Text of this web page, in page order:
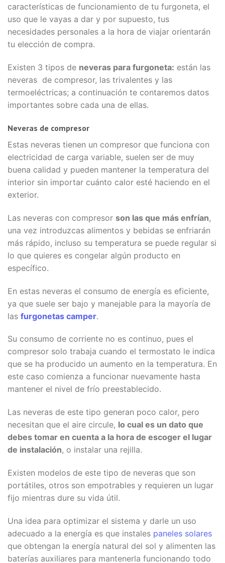
características de funcionamiento de tu furgoneta, el
uso que le vayas a dar y por supuesto, tus
necesidades personales a la hora de viajar orientarán
tu elección de compra.
Existen 3 tipos de neveras para furgoneta: están las
neveras de compresor, las trivalentes y las
termoeléctricas; a continuación te contaremos datos
importantes sobre cada una de ellas.
Neveras de compresor
Estas neveras tienen un compresor que funciona con
electricidad de carga variable, suelen ser de muy
buena calidad y pueden mantener la temperatura del
interior sin importar cuánto calor esté haciendo en el
exterior.
Las neveras con compresor son las que más enfrían,
una vez introduzcas alimentos y bebidas se enfriarán
más rápido, incluso su temperatura se puede regular si
lo que quieres es congelar algún producto en
específico.
En estas neveras el consumo de energía es eficiente,
ya que suele ser bajo y manejable para la mayoría de
las furgonetas camper.
Su consumo de corriente no es continuo, pues el
compresor solo trabaja cuando el termostato le indica
que se ha producido un aumento en la temperatura. En
este caso comienza a funcionar nuevamente hasta
mantener el nivel de frío preestablecido.
Las neveras de este tipo generan poco calor, pero
necesitan que el aire circule, lo cual es un dato que
debes tomar en cuenta a la hora de escoger el lugar
de instalación, o instalar una rejilla.
Existen modelos de este tipo de neveras que son
portátiles, otros son empotrables y requieren un lugar
fijo mientras dure su vida útil.
Una idea para optimizar el sistema y darle un uso
adecuado a la energía es que instales paneles solares
que obtengan la energía natural del sol y alimenten las
baterías auxiliares para mantenerla funcionando todo